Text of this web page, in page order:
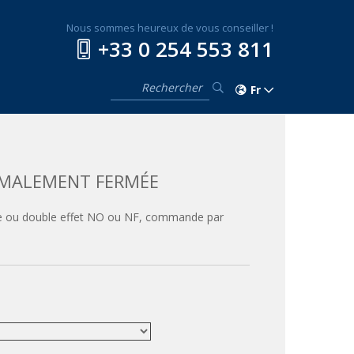
Nous sommes heureux de vous conseiller !
+33 0 254 553 811
Fr
FERMÉE
double effet NO ou NF, commande par